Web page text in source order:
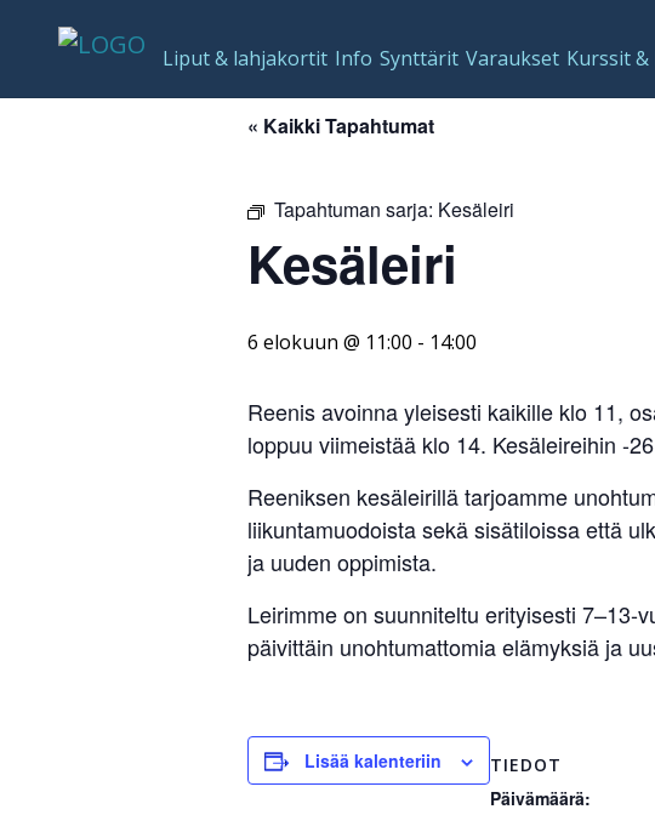
Liput & lahjakortit Info Synttärit Varaukset Kurssit
« Kaikki Tapahtumat
Tapahtuman sarja: Kesäleiri
Kesäleiri
6 elokuun @ 11:00 - 14:00
Reenis avoinna yleisesti kaikille klo 11,
loppuu viimeistää klo 14. Kesäleireihin -
Reeniksen kesäleirillä tarjoamme
liikuntamuodoista sekä sisätiloissa että
ja uuden oppimista.
Leirimme on suunniteltu erityisesti 7–13-
päivittäin unohtumattomia elämyksiä ja
Lisää kalenteriin TIEDOT
Päivämäärä: